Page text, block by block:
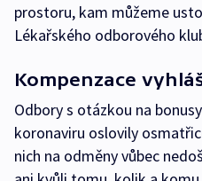
prostoru, kam můžeme
Lékařského odborového
Kompenzace
Odbory s otázkou na
koronaviru oslovily
nich na odměny vůbec